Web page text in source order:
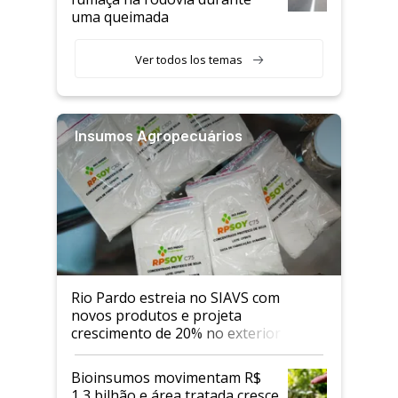
uma queimada
Ver todos los temas
Insumos Agropecuários
Rio Pardo estreia no SIAVS com
novos produtos e projeta
crescimento de 20% no exterior
Bioinsumos movimentam R$